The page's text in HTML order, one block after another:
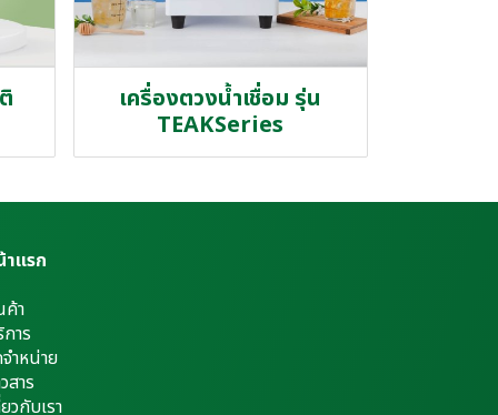
เครื่องตวงน้ำเชื่อม รุ่น
TEAKSeries
าแรก
า
าร
ำหน่าย
สาร
วกับเรา